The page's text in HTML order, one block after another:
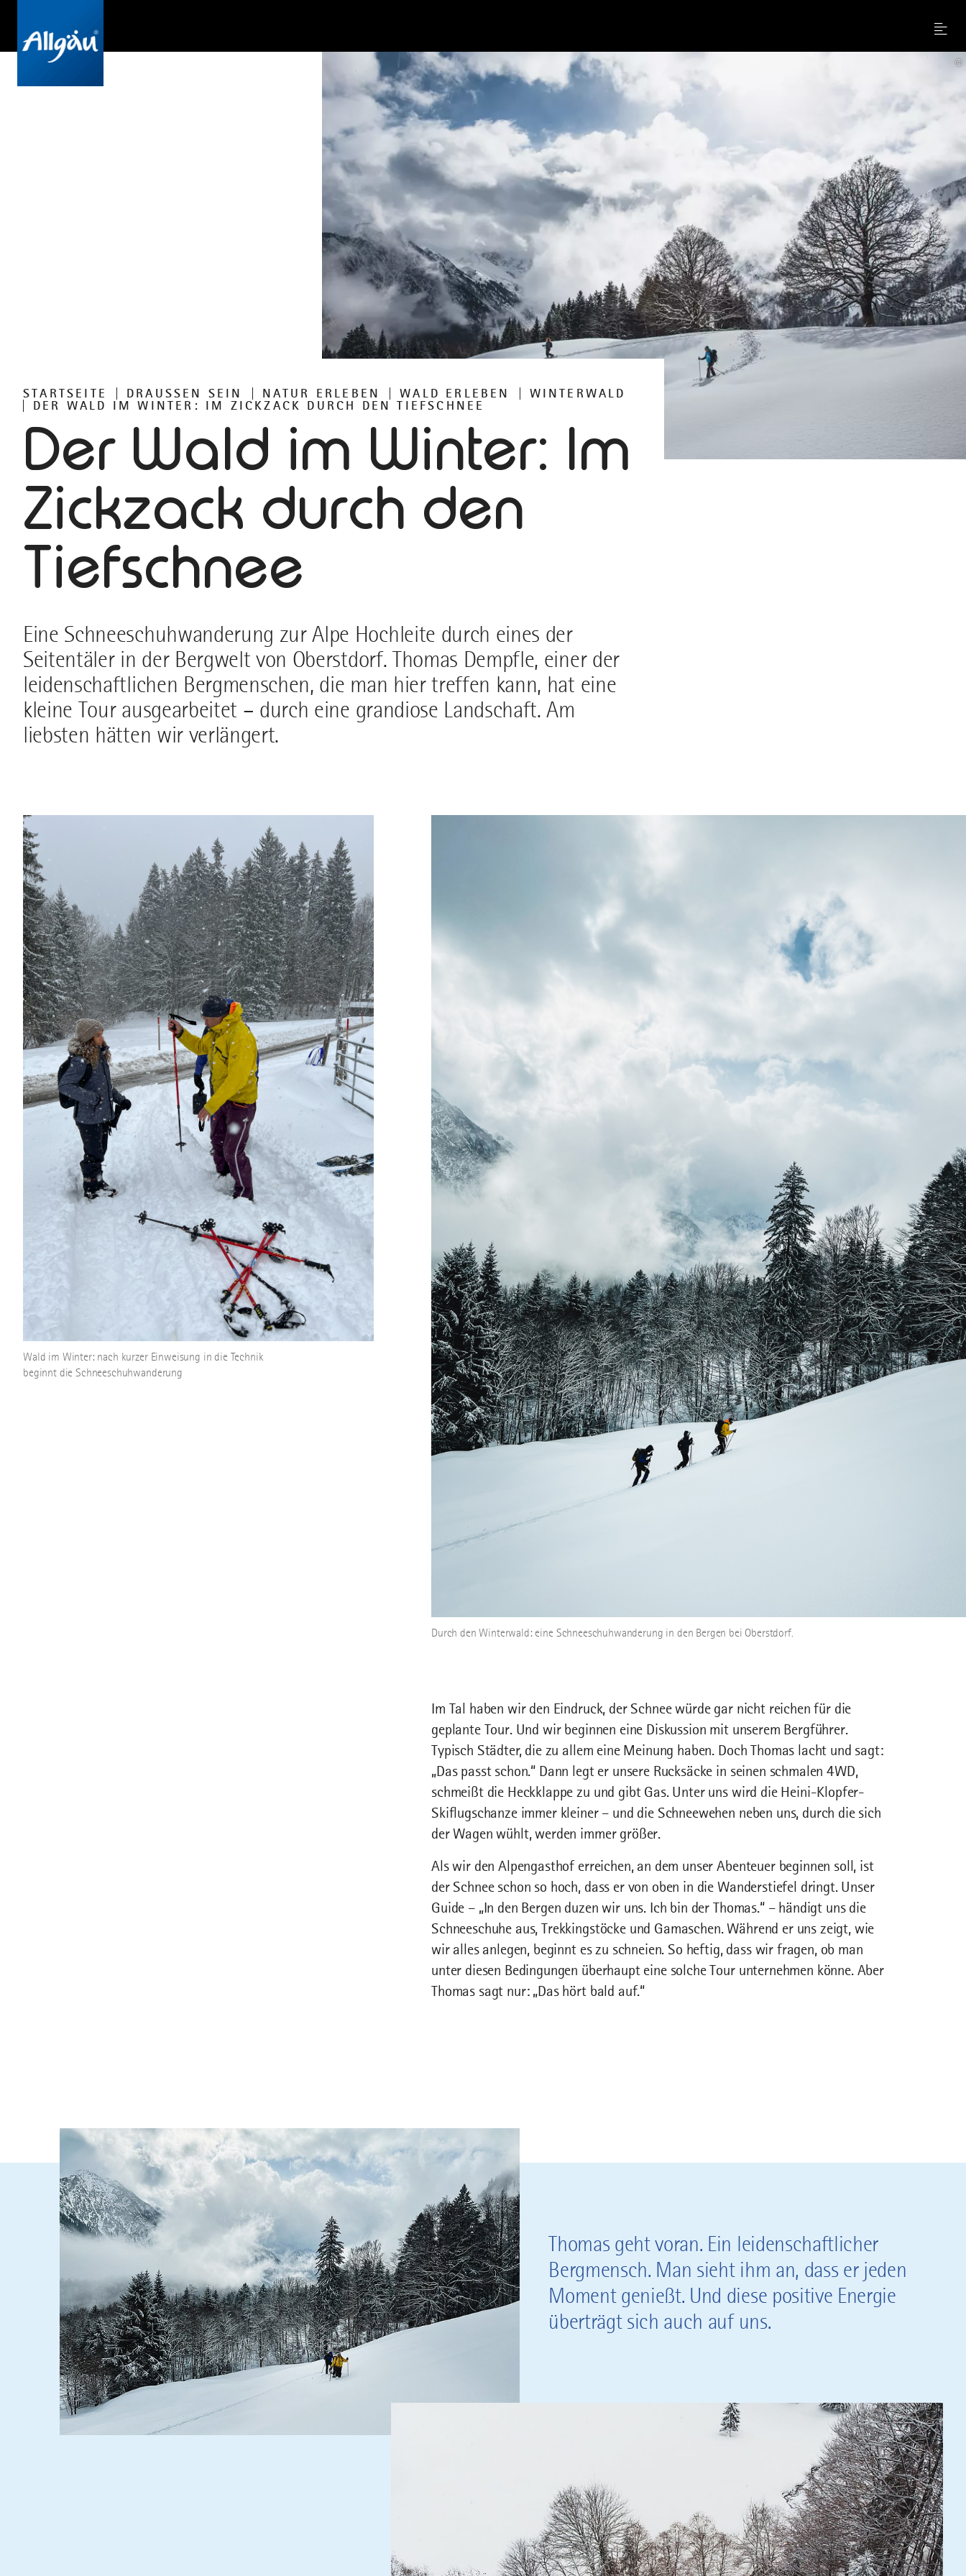
Menu
©
STARTSEITE DRAUSSEN SEIN NATUR ERLEBEN WALD ERLEBEN
WINTERWALD
DER WALD IM WINTER: IM ZICKZACK DURCH DEN TIEFSCHNEE
Der Wald im Winter: Im
Zickzack durch den
Tiefschnee
Eine Schneeschuhwanderung zur Alpe Hochleite durch eines der
Seitentäler in der Bergwelt von Oberstdorf. Thomas Dempfle, einer der
leidenschaftlichen Bergmenschen, die man hier treffen kann, hat eine
kleine Tour ausgearbeitet – durch eine grandiose Landschaft. Am
liebsten hätten wir verlängert.
Wald im Winter: nach kurzer Einweisung in die Technik
beginnt die Schneeschuhwanderung
Durch den Winterwald: eine Schneeschuhwanderung in den Bergen bei Oberstdorf.
Im Tal haben wir den Eindruck, der Schnee würde gar nicht reichen für die
geplante Tour. Und wir beginnen eine Diskussion mit unserem Bergführer.
Typisch Städter, die zu allem eine Meinung haben. Doch Thomas lacht und sagt:
„Das passt schon.“ Dann legt er unsere Rucksäcke in seinen schmalen 4WD,
schmeißt die Heckklappe zu und gibt Gas. Unter uns wird die Heini-Klopfer-
Skiflugschanze immer kleiner – und die Schneewehen neben uns, durch die sich
der Wagen wühlt, werden immer größer.
Als wir den Alpengasthof erreichen, an dem unser Abenteuer beginnen soll, ist
der Schnee schon so hoch, dass er von oben in die Wanderstiefel dringt. Unser
Guide – „In den Bergen duzen wir uns. Ich bin der Thomas.“ – händigt uns die
Schneeschuhe aus, Trekkingstöcke und Gamaschen. Während er uns zeigt, wie
wir alles anlegen, beginnt es zu schneien. So heftig, dass wir fragen, ob man
unter diesen Bedingungen überhaupt eine solche Tour unternehmen könne. Aber
Thomas sagt nur: „Das hört bald auf.“
Thomas geht voran. Ein leidenschaftlicher
Bergmensch. Man sieht ihm an, dass er jeden
Moment genießt. Und diese positive Energie
überträgt sich auch auf uns.